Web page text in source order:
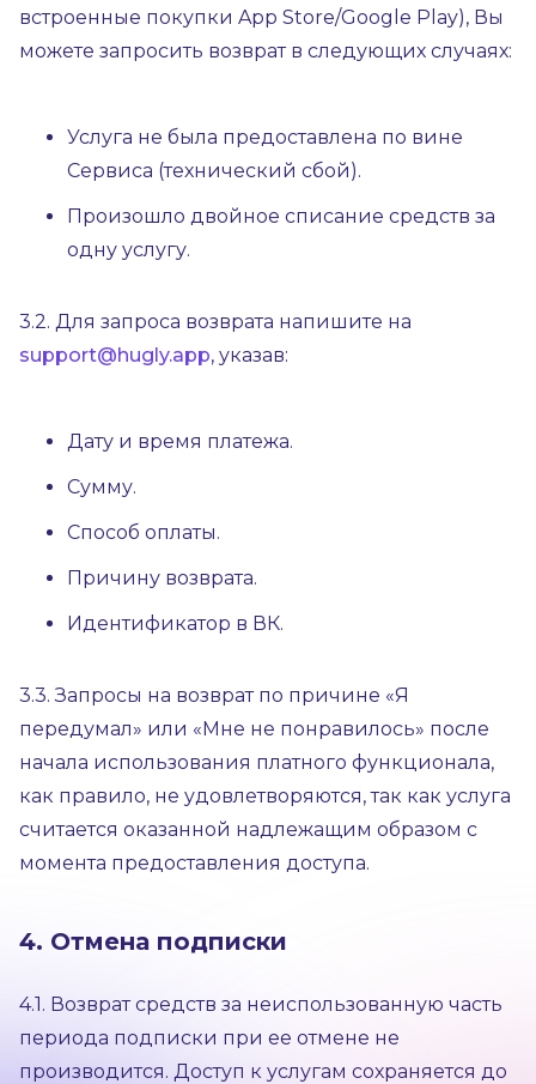
встроенные покупки App Store/Google Play), Вы
можете запросить возврат в следующих случаях:
Услуга не была предоставлена по вине
Сервиса (технический сбой).
Произошло двойное списание средств за
одну услугу.
3.2. Для запроса возврата напишите на
support@hugly.app, указав:
Дату и время платежа.
Сумму.
Способ оплаты.
Причину возврата.
Идентификатор в ВК.
3.3. Запросы на возврат по причине «Я
передумал» или «Мне не понравилось» после
начала использования платного функционала,
как правило, не удовлетворяются, так как услуга
считается оказанной надлежащим образом с
момента предоставления доступа.
4. Отмена подписки
4.1. Возврат средств за неиспользованную часть
периода подписки при ее отмене не
производится. Доступ к услугам сохраняется до